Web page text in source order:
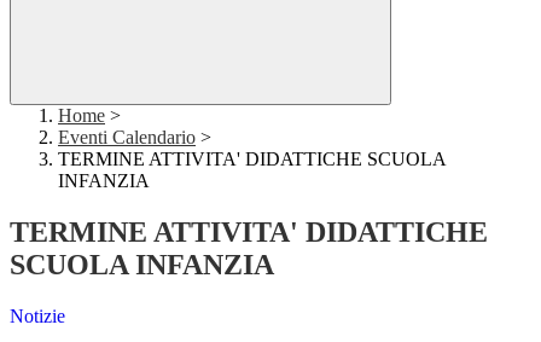
Home >
Eventi Calendario >
TERMINE ATTIVITA' DIDATTICHE SCUOLA
INFANZIA
TERMINE ATTIVITA' DIDATTICHE
SCUOLA INFANZIA
Notizie